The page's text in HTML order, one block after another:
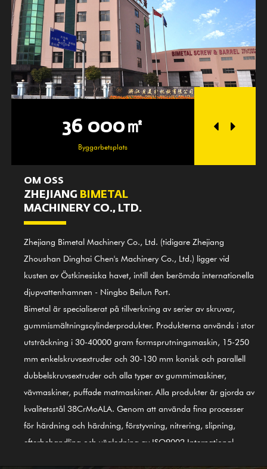
36 000㎡
Byggarbetsplats
25
OM OSS
ZHEJIANG BIMETAL
MACHINERY CO., LTD.
Zhejiang Bimetal Machinery Co., Ltd. (tidigare Zhejiang
Zhoushan Dinghai Chen's Machinery Co., Ltd.) ligger vid
kusten av Östkinesiska havet, intill den berömda internationella
djupvattenhamnen - Ningbo Beilun Port.
Bimetal är specialiserat på tillverkning av serier av skruvar,
gummismältningscylinderprodukter. Produkterna används i stor
utsträckning i 30-40000 gram formsprutningsmaskin, 15-250
mm enkelskruvsextruder och 30-130 mm konisk och parallell
dubbelskruvsextruder och alla typer av gummimaskiner,
vävmaskiner, puffade matmaskiner. Alla produkter är gjorda av
kvalitetsstål 38CrMoALA. Genom att använda fina processer
för härdning och härdning, förstyvning, nitrering, slipning,
efterbehandling och vägledning av ISO9002 International